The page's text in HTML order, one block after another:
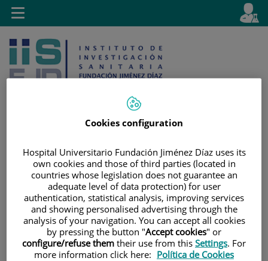
Jump to content
Language
Active
en
Search
Toggle
navigation
Cookies configuration
Hospital Universitario Fundación Jiménez Díaz uses its
own cookies and those of third parties (located in
countries whose legislation does not guarantee an
adequate level of data protection) for user
authentication, statistical analysis, improving services
and showing personalised advertising through the
analysis of your navigation. You can accept all cookies
by pressing the button "Accept cookies" or
configure/refuse them their use from this Settings. For
more information click here: Política de Cookies